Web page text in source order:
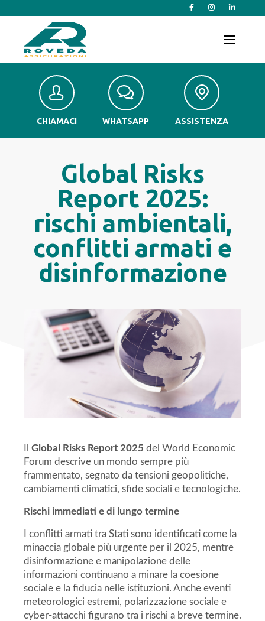
T
v
g
CHIAMACI WHATSAPP ASSISTENZA
Global Risks
Report 2025:
rischi ambientali,
conflitti armati e
disinformazione
Global Risks Report 2025 del World Economic
Forum descrive un mondo sempre più
frammentato, segnato da tensioni geopolitiche,
cambiamenti climatici, sfide sociali e tecnologiche.
Rischi immediati e di lungo termine
I conflitti armati tra Stati sono identificati come la
minaccia globale più urgente per il 2025, mentre
disinformazione e manipolazione delle
informazioni continuano a minare la coesione
sociale e la fiducia nelle istituzioni. Anche eventi
meteorologici estremi, polarizzazione sociale e
cyber-attacchi figurano tra i rischi a breve termine.